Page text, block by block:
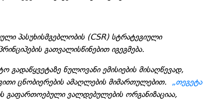
პასუხისმგებლობის (CSR) სტრატეგიული
გათვალისწინებით იგეგმება.
ნულოვანი ემისიების მისაღწევად,
ცნობიერების ამაღლების მიმართულებით.
„თეგეტა
ვალდებულების ორგანიზაციაა,